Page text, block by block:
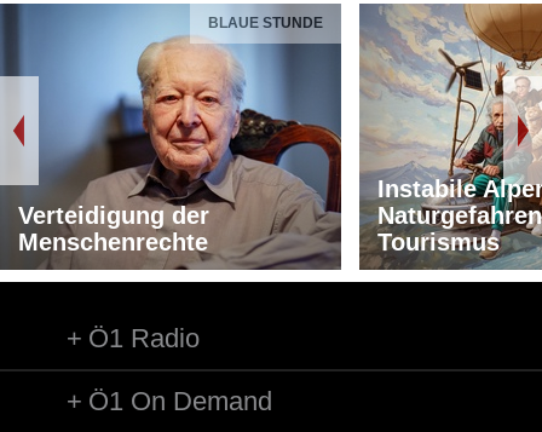
BLAUE STUNDE
Verteidigung der
Menschenrechte
Instabile
Tourismus
Ö1 Radio
Ö1 On Demand